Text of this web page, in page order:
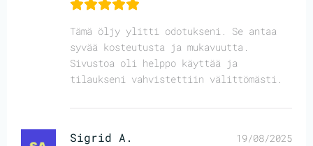
Tämä öljy ylitti odotukseni. Se antaa
syvää kosteutusta ja mukavuutta.
Sivustoa oli helppo käyttää ja
tilaukseni vahvistettiin välittömästi.
Sigrid A. 19/08/2025